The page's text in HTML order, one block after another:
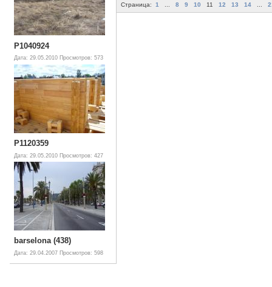
P1040924
Дата: 29.05.2010 Просмотров: 573
P1120359
Дата: 29.05.2010 Просмотров: 427
barselona (438)
Дата: 29.04.2007 Просмотров: 598
Страница: 1 8 9 10 11 12 13 14